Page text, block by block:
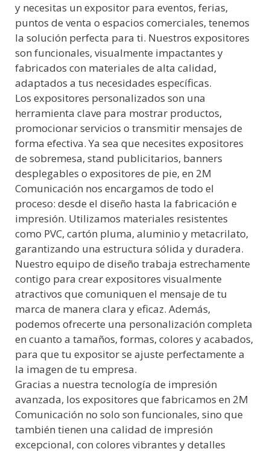
y necesitas un expositor para eventos, ferias,
puntos de venta o espacios comerciales, tenemos
la solución perfecta para ti. Nuestros expositores
son funcionales, visualmente impactantes y
fabricados con materiales de alta calidad,
adaptados a tus necesidades específicas.
Los expositores personalizados son una
herramienta clave para mostrar productos,
promocionar servicios o transmitir mensajes de
forma efectiva. Ya sea que necesites expositores
de sobremesa, stand publicitarios, banners
desplegables o expositores de pie, en 2M
Comunicación nos encargamos de todo el
proceso: desde el diseño hasta la fabricación e
impresión. Utilizamos materiales resistentes
como PVC, cartón pluma, aluminio y metacrilato,
garantizando una estructura sólida y duradera.
Nuestro equipo de diseño trabaja estrechamente
contigo para crear expositores visualmente
atractivos que comuniquen el mensaje de tu
marca de manera clara y eficaz. Además,
podemos ofrecerte una personalización completa
en cuanto a tamaños, formas, colores y acabados,
para que tu expositor se ajuste perfectamente a
la imagen de tu empresa.
Gracias a nuestra tecnología de impresión
avanzada, los expositores que fabricamos en 2M
Comunicación no solo son funcionales, sino que
también tienen una calidad de impresión
excepcional, con colores vibrantes y detalles